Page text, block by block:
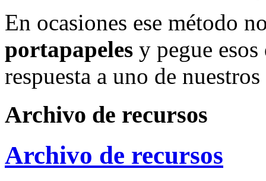
En ocasiones ese método
portapapeles y pegue
respuesta a uno de
Archivo de recursos
Archivo de recursos